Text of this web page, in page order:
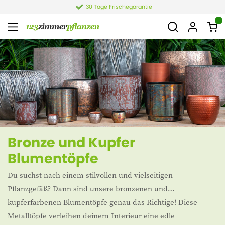
30 Tage Frischegarantie
Bronze und Kupfer
Blumentöpfe
Du suchst nach einem stilvollen und vielseitigen
Pflanzgefäß? Dann sind unsere bronzenen und
kupferfarbenen Blumentöpfe genau das Richtige! Diese
Metalltöpfe verleihen deinem Interieur eine edle